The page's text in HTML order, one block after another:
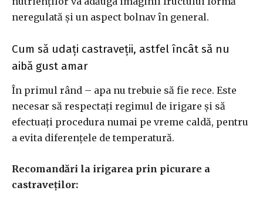
neregulată și un aspect bolnav în general.
Cum să udați castraveții, astfel încât să nu
aibă gust amar
În primul rând – apa nu trebuie să fie rece. Este
necesar să respectați regimul de irigare și să
efectuați procedura numai pe vreme caldă, pentru
a evita diferențele de temperatură.
Recomandări la irigarea prin picurare a
castraveților: